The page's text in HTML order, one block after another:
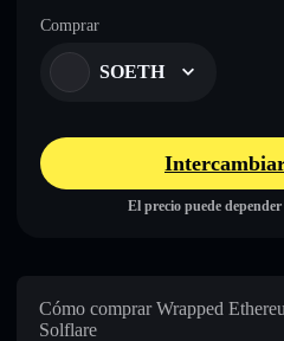
Comprar
SOETH
El precio puede
Cómo comprar Wrapped
Solflare